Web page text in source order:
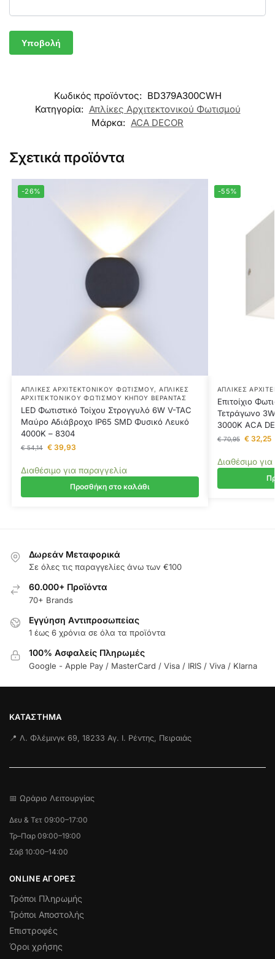
Κωδικός προϊόντος: BD379A300CWH
Κατηγορία: Απλίκες Αρχιτεκτονικού Φωτισμού
Μάρκα: ACA DECOR
Σχετικά προϊόντα
-26%
ΑΠΛΊΚΕΣ ΑΡΧΙΤΕΚΤΟΝΙΚΟΎ ΦΩΤΙΣΜΟΎ, ΑΠΛΊΚΕΣ
ΑΡΧΙΤΕΚΤΟΝΙΚΟΎ ΦΩΤΙΣΜΟΎ ΚΉΠΟΥ ΒΕΡΆΝΤΑΣ
LED Φωτιστικό Τοίχου Στρογγυλό 6W V-TAC
Μαύρο Αδιάβροχο IP65 SMD Φυσικό Λευκό
4000Κ – 8304
€54,14 €39,93
Διαθέσιμο για παραγγελία
Προσθήκη στο καλάθι
-55%
ΑΠΛΊΚΕΣ
Επιτοίχιο
Τετράγωνο
3000K ACA
€70,95 €32,25
Διαθέσιμο
Δωρεάν Μεταφορικά
Σε όλες τις παραγγελίες άνω των €100
60.000+ Προϊόντα
70+ Brands
Εγγύηση Aντιπροσωπείας
1 έως 6 χρόνια σε όλα τα προϊόντα
100% Ασφαλείς Πληρωμές
Google - Apple Pay / MasterCard / Visa / IRIS / Viva / Klarna
ΚΑΤΆΣΤΗΜΑ
📍 Λ. Φλέμινγκ 69, 18233 Αγ. Ι. Ρέντης, Πειραιάς
📅 Ωράριο Λειτουργίας
Δευ & Τετ 09:00–17:00
Τρ–Παρ 09:00–19:00
Σάβ 10:00–14:00
ONLINE ΑΓΟΡΕΣ
Τρόποι Πληρωμής
Τρόποι Αποστολής
Επιστροφές
Όροι χρήσης